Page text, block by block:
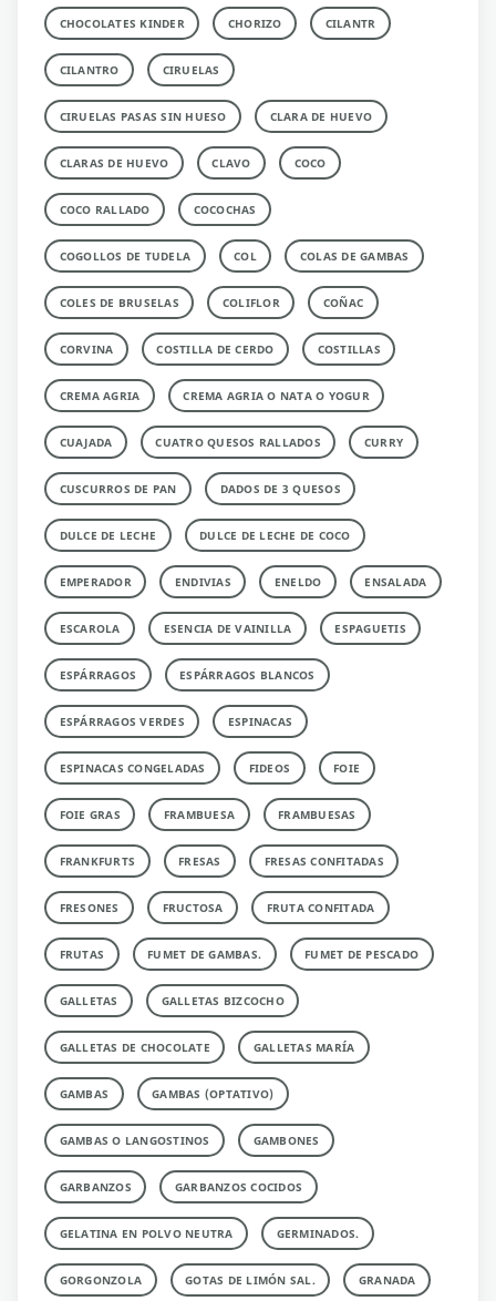
CHOCOLATES KINDER CHORIZO CILANTR
CILANTRO CIRUELAS
CIRUELAS PASAS SIN HUESO CLARA DE HUEVO
CLARAS DE HUEVO CLAVO COCO
COCO RALLADO COCOCHAS
COGOLLOS DE TUDELA COL COLAS DE GAMBAS
COLES DE BRUSELAS COLIFLOR COÑAC
CORVINA COSTILLA DE CERDO COSTILLAS
CREMA AGRIA CREMA AGRIA O NATA O YOGUR
CUAJADA CUATRO QUESOS RALLADOS CURRY
CUSCURROS DE PAN DADOS DE 3 QUESOS
DULCE DE LECHE DULCE DE LECHE DE COCO
EMPERADOR ENDIVIAS ENELDO ENSALADA
ESCAROLA ESENCIA DE VAINILLA ESPAGUETIS
ESPÁRRAGOS ESPÁRRAGOS BLANCOS
ESPÁRRAGOS VERDES ESPINACAS
ESPINACAS CONGELADAS FIDEOS FOIE
FOIE GRAS FRAMBUESA FRAMBUESAS
FRANKFURTS FRESAS FRESAS CONFITADAS
FRESONES FRUCTOSA FRUTA CONFITADA
FRUTAS FUMET DE GAMBAS. FUMET DE PESCADO
GALLETAS GALLETAS BIZCOCHO
GALLETAS DE CHOCOLATE GALLETAS MARÍA
GAMBAS GAMBAS (OPTATIVO)
GAMBAS O LANGOSTINOS GAMBONES
GARBANZOS GARBANZOS COCIDOS
GELATINA EN POLVO NEUTRA GERMINADOS.
GORGONZOLA GOTAS DE LIMÓN SAL. GRANADA